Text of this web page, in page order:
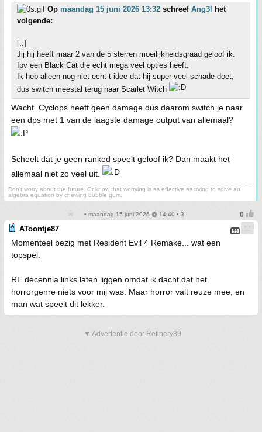
Op maandag 15 juni 2026 13:32 schreef Ang3l het
volgende:
[..]
Jij hij heeft maar 2 van de 5 sterren moeilijkheidsgraad geloof ik.
Ipv een Black Cat die echt mega veel opties heeft.
Ik heb alleen nog niet echt t idee dat hij super veel schade doet,
dus switch meestal terug naar Scarlet Witch
Wacht. Cyclops heeft geen damage dus daarom switch je naar
een dps met 1 van de laagste damage output van allemaal?
Scheelt dat je geen ranked speelt geloof ik? Dan maakt het
allemaal niet zo veel uit.
Don't worry about the future. Or know that worrying is as effective as trying to solve an
algebra equation by chewing bubble gum.
• maandag 15 juni 2026 @ 14:40 • 3
AToontje87
Momenteel bezig met Resident Evil 4 Remake... wat een
topspel.
RE decennia links laten liggen omdat ik dacht dat het
horrorgenre niets voor mij was. Maar horror valt reuze mee, en
man wat speelt dit lekker.
▼ Advertentie door Refinery89